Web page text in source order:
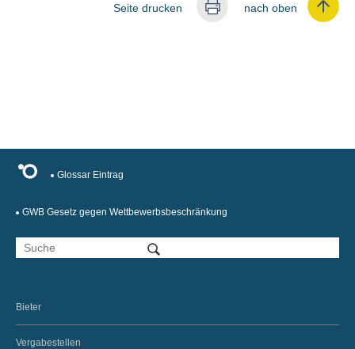
nach oben
Seite drucken
Glossar Eintrag
GWB Gesetz gegen Wettbewerbsbeschränkung
Bieter
Vergabestellen